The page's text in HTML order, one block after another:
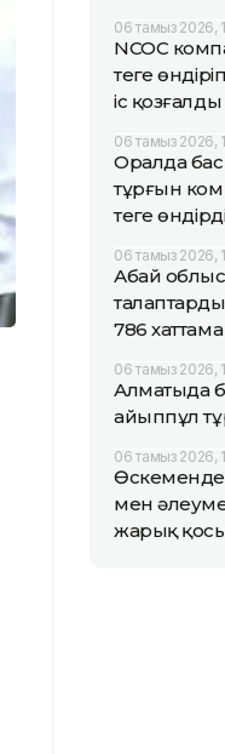
06 тамыз 2026,
NCOC
теңге
іс қозғалды
06 тамыз 2026,
Оралда
тұрғын
теңге
06 тамыз 2026,
Абай
786
06 тамыз 2026,
Алматыда
айыппұл
06 тамыз 2026,
Өскеменде
мен
жарық